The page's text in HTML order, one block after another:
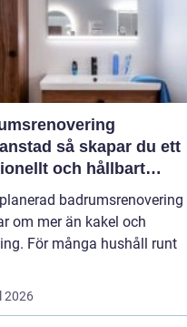
skapar du ett
och hållbart
badrumsrenovering
om mer än kakel och
För många hushåll runt
2026